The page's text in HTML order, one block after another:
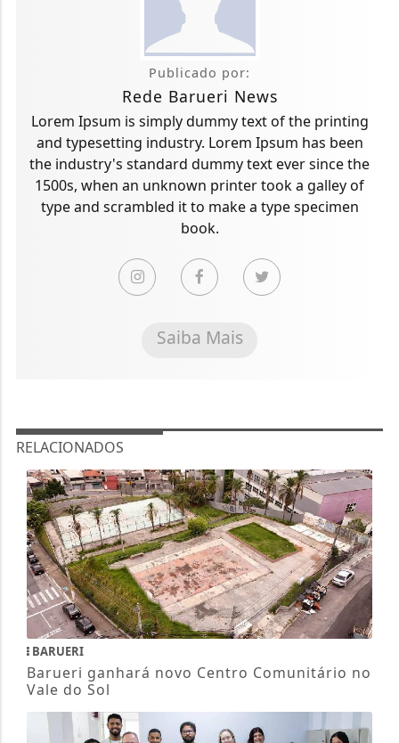
Publicado por:
Rede Barueri News
Lorem Ipsum is simply dummy text of the printing
and typesetting industry. Lorem Ipsum has been
the industry's standard dummy text ever since the
1500s, when an unknown printer took a galley of
type and scrambled it to make a type specimen
book.
Saiba Mais
RELACIONADOS
BARUERI
Barueri ganhará novo Centro Comunitário no
Vale do Sol